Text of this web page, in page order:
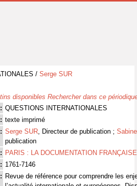
/ Serge SUR
disponibles Rechercher dans ce
QUESTIONS INTERNATIONALES
texte imprimé
Serge SUR, Directeur de publication ;
publication
PARIS : LA DOCUMENTATION FRANÇAISE
1761-7146
Revue de référence pour comprendre les